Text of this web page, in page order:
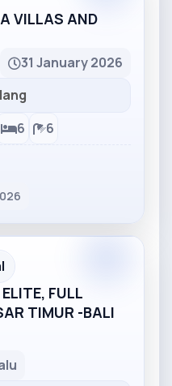
VILLAS AND
31 January 2026
6 6
FULL
TIMUR -BALI